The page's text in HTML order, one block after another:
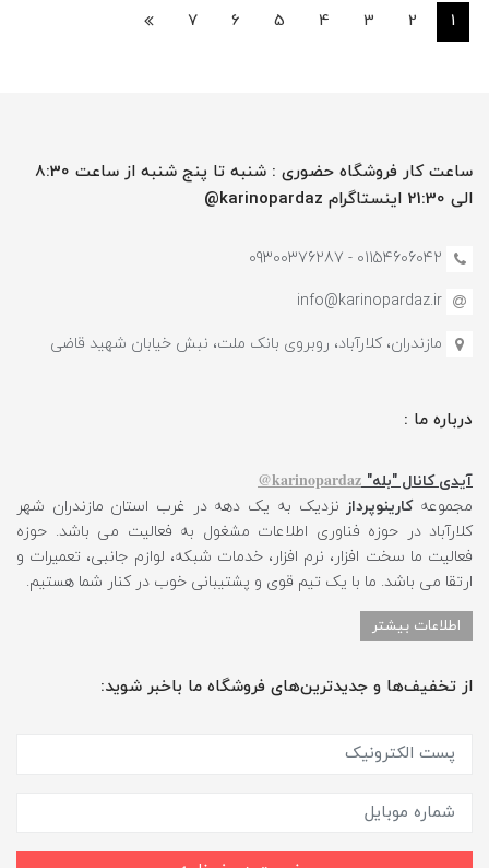
1
2
3
4
5
6
7
ساعت کار فروشگاه حضوری : شنبه تا پنج شنبه از ساعت 8:30
الی 21:30 اینستاگرام karinopardaz@
01154606042 - 09300376287
info@karinopardaz.ir
مازندران، کلارآباد، روبروی بانک ملت، نبش خیابان شهید قاضی
درباره ما :
آیدی کانال "بله" karinopardaz@
مجموعهکارینوپرداز نزدیک به یک دهه در غرب استان مازندران شهر
کلارآباد در حوزه فناوری اطلاعات مشغول به فعالیت می باشد. حوزه
فعالیت ما سخت افزار، نرم افزار، خدمات شبکه، لوازم جانبی، تعمیرات و
ارتقا می باشد. ما با یک تیم قوی و پشتیبانی خوب در کنار شما هستیم.
اطلاعات بیشتر
از تخفیف‌ها و جدیدترین‌های فروشگاه ما باخبر شوید: